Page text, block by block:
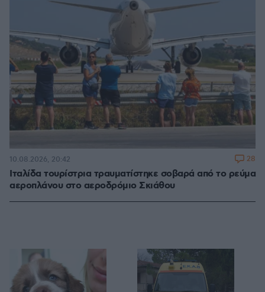
Ιταλίδα τουρίστρια τραυματίστηκε σοβαρά από το ρεύμα
αεροπλάνου στο αεροδρόμιο Σκιάθου
10.08.2026, 20:42 28